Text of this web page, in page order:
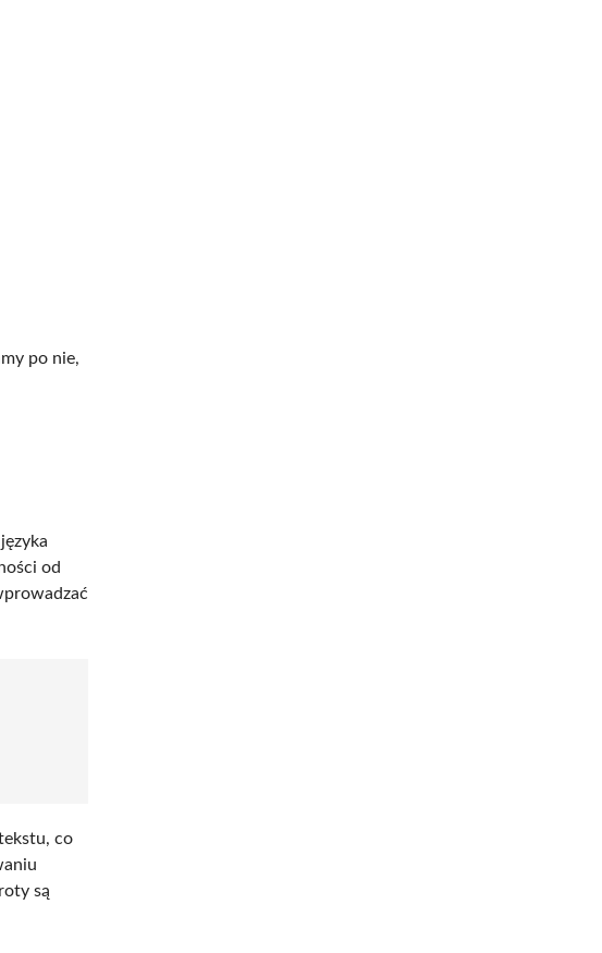
po nie,
od
co
są